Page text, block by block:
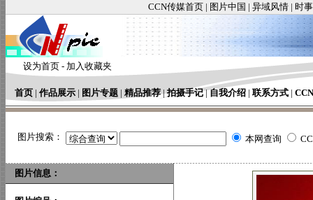
CCN传媒首页 | 图片中国 | 异域风情 | 时
设为首页 - 加入收藏夹
首页 | 作品展示 | 图片专题 | 精品推荐|拍摄手记|自我介绍 | 联系方式 |
图片搜索： 本网查询
图片信息：